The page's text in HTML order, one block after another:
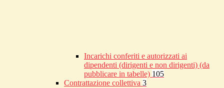
Incarichi conferiti e autorizzati ai
dipendenti (dirigenti e non dirigenti) (da
pubblicare in tabelle) 105
Contrattazione collettiva 3